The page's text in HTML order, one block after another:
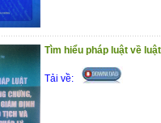
Tìm hiểu pháp luật về
Tải về: